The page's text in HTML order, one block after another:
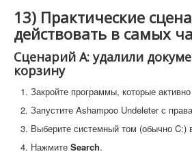
13) Практические
действовать в самых
Сценарий A: удалили
корзину
Закройте программы, которые
Запустите Ashampoo Undeleter с
Выберите системный том (обычно
Нажмите Search.